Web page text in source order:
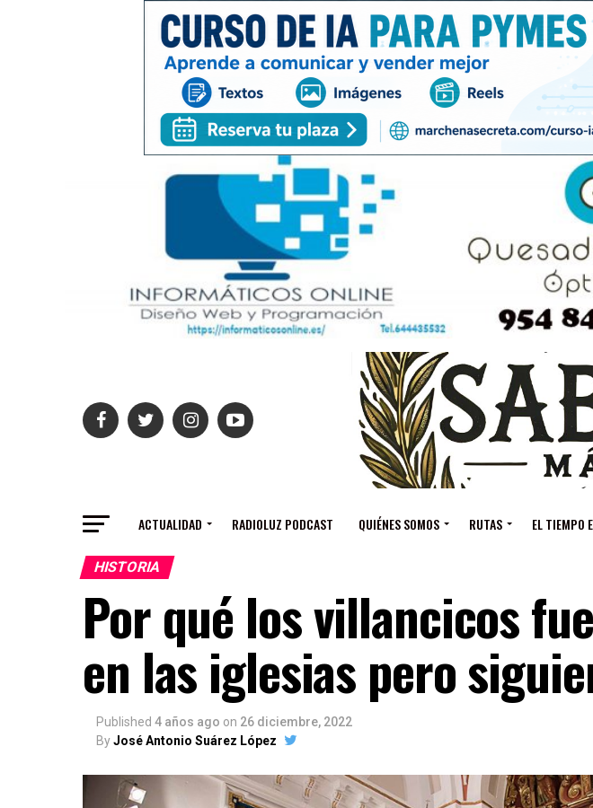
ACTUALIDAD RADIOLUZ PODCAST QUIÉNES SOMOS RUTAS EL TIEMPO
HISTORIA
Por qué los villancicos
en las iglesias pero
Published 4 años ago on 26 diciembre, 2022
ByJosé Antonio Suárez López